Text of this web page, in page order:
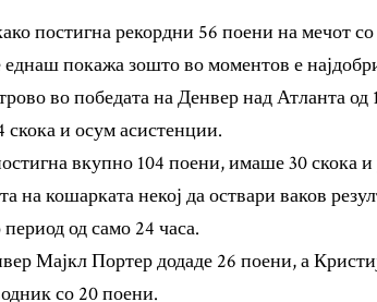
постигна рекордни 56 поени на мечот
покажа зошто во моментов е
во победата на Денвер над Атланта од
и осум асистенции.
вкупно 104 поени, имаше 30 скока
на кошарката некој да оствари ваков
од само 24 часа.
Мајкл Портер додаде 26 поени, а
со 20 поени.